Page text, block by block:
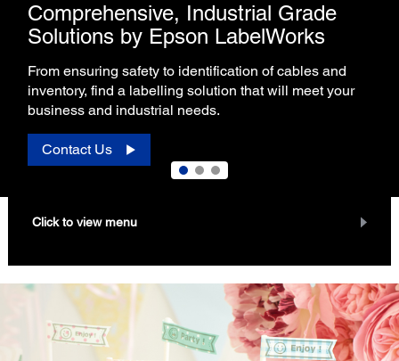
Comprehensive, Industrial Grade
Solutions by Epson LabelWorks
From ensuring safety to identification of cables and
inventory, find a labelling solution that will meet your
business and industrial needs.
Contact Us
Click to view menu